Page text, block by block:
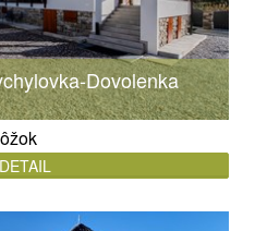
Dovolenka
DETAIL